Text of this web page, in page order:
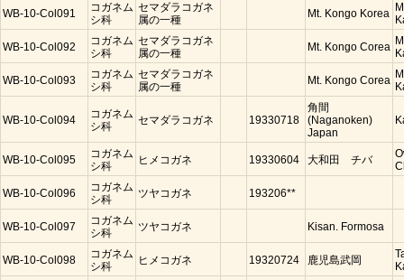
WB-10-Col091
コガネム
シ科
セマダラコガネ
属の一種
Mt. Kongo Korea
WB-10-Col092
コガネム
シ科
セマダラコガネ
属の一種
Mt. Kongo Corea
WB-10-Col093
コガネム
シ科
セマダラコガネ
属の一種
Mt. Kongo Corea
WB-10-Col094
コガネム
シ科
セマダラコガネ 19330718
角間
(Naganoken)
Japan
WB-10-Col095
コガネム
シ科
ヒメコガネ 19330604 大和田 チバ
WB-10-Col096
コガネム
シ科
ツヤコガネ 193206**
WB-10-Col097
コガネム
シ科
ツヤコガネ Kisan. Formosa
WB-10-Col098
コガネム
シ科
ヒメコガネ 19320724 鹿児島武岡